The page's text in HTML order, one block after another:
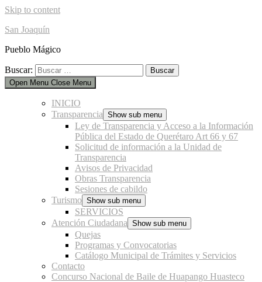
Skip to content
San Joaquín
Pueblo Mágico
Buscar:
Open Menu Close Menu
INICIO
Transparencia Show sub menu
Ley de Transparencia y Acceso a la Información
Pública del Estado de Querétaro Art 66 y 67
Solicitud de información a la Unidad de
Transparencia
Avisos de Privacidad
Obras Transparencia
Sesiones de cabildo
Turismo Show sub menu
SERVICIOS
Atención Ciudadana Show sub menu
Quejas
Programas y Convocatorias
Catálogo Municipal de Trámites y Servicios
Contacto
Concurso Nacional de Baile de Huapango Huasteco